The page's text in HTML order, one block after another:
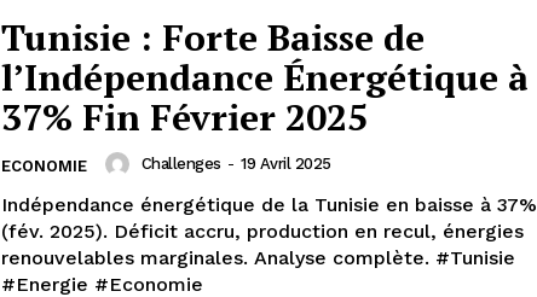
Tunisie : Forte Baisse de
l’Indépendance Énergétique à
37% Fin Février 2025
ECONOMIE Challenges - 19 Avril 2025
Indépendance énergétique de la Tunisie en baisse à 37%
(fév. 2025). Déficit accru, production en recul, énergies
renouvelables marginales. Analyse complète. #Tunisie
#Energie #Economie